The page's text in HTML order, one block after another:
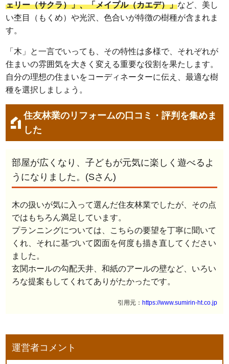
ェリー（サクラ）」、「メイプル（カエデ）」など、美し
い杢目（もくめ）や光沢、色合いが特徴の樹種が含まれま
す。
「木」と一言でいっても、その特性は多様で、それぞれが
住まいの雰囲気を大きく変える重要な役割を果たします。
自分の理想の住まいをコーディネーターに伝え、最適な樹
種を選択しましょう。
住友林業のリフォームの口コミ・評判を集めま
した
部屋が広くなり、子どもが元気に楽しく遊べるよ
うになりました。(Sさん)
木の扱いが気に入って選んだ住友林業でしたが、その点
ではもちろん満足しています。
プランニングについては、こちらの要望を丁寧に聞いて
くれ、それに基づいて図面を何度も描き直してください
ました。
玄関ホールの勾配天井、和紙のアールの壁など、いろい
ろな提案もしてくれてありがたかったです。
引用元： https://www.sumirin-ht.co.jp
運営者コメント